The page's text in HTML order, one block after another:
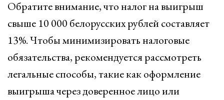
Обратите внимание, что налог на выигрыш
свыше 10 000 белорусских рублей составляет
13%. Чтобы минимизировать налоговые
обязательства, рекомендуется рассмотреть
легальные способы, такие как оформление
выигрыша через доверенное лицо или